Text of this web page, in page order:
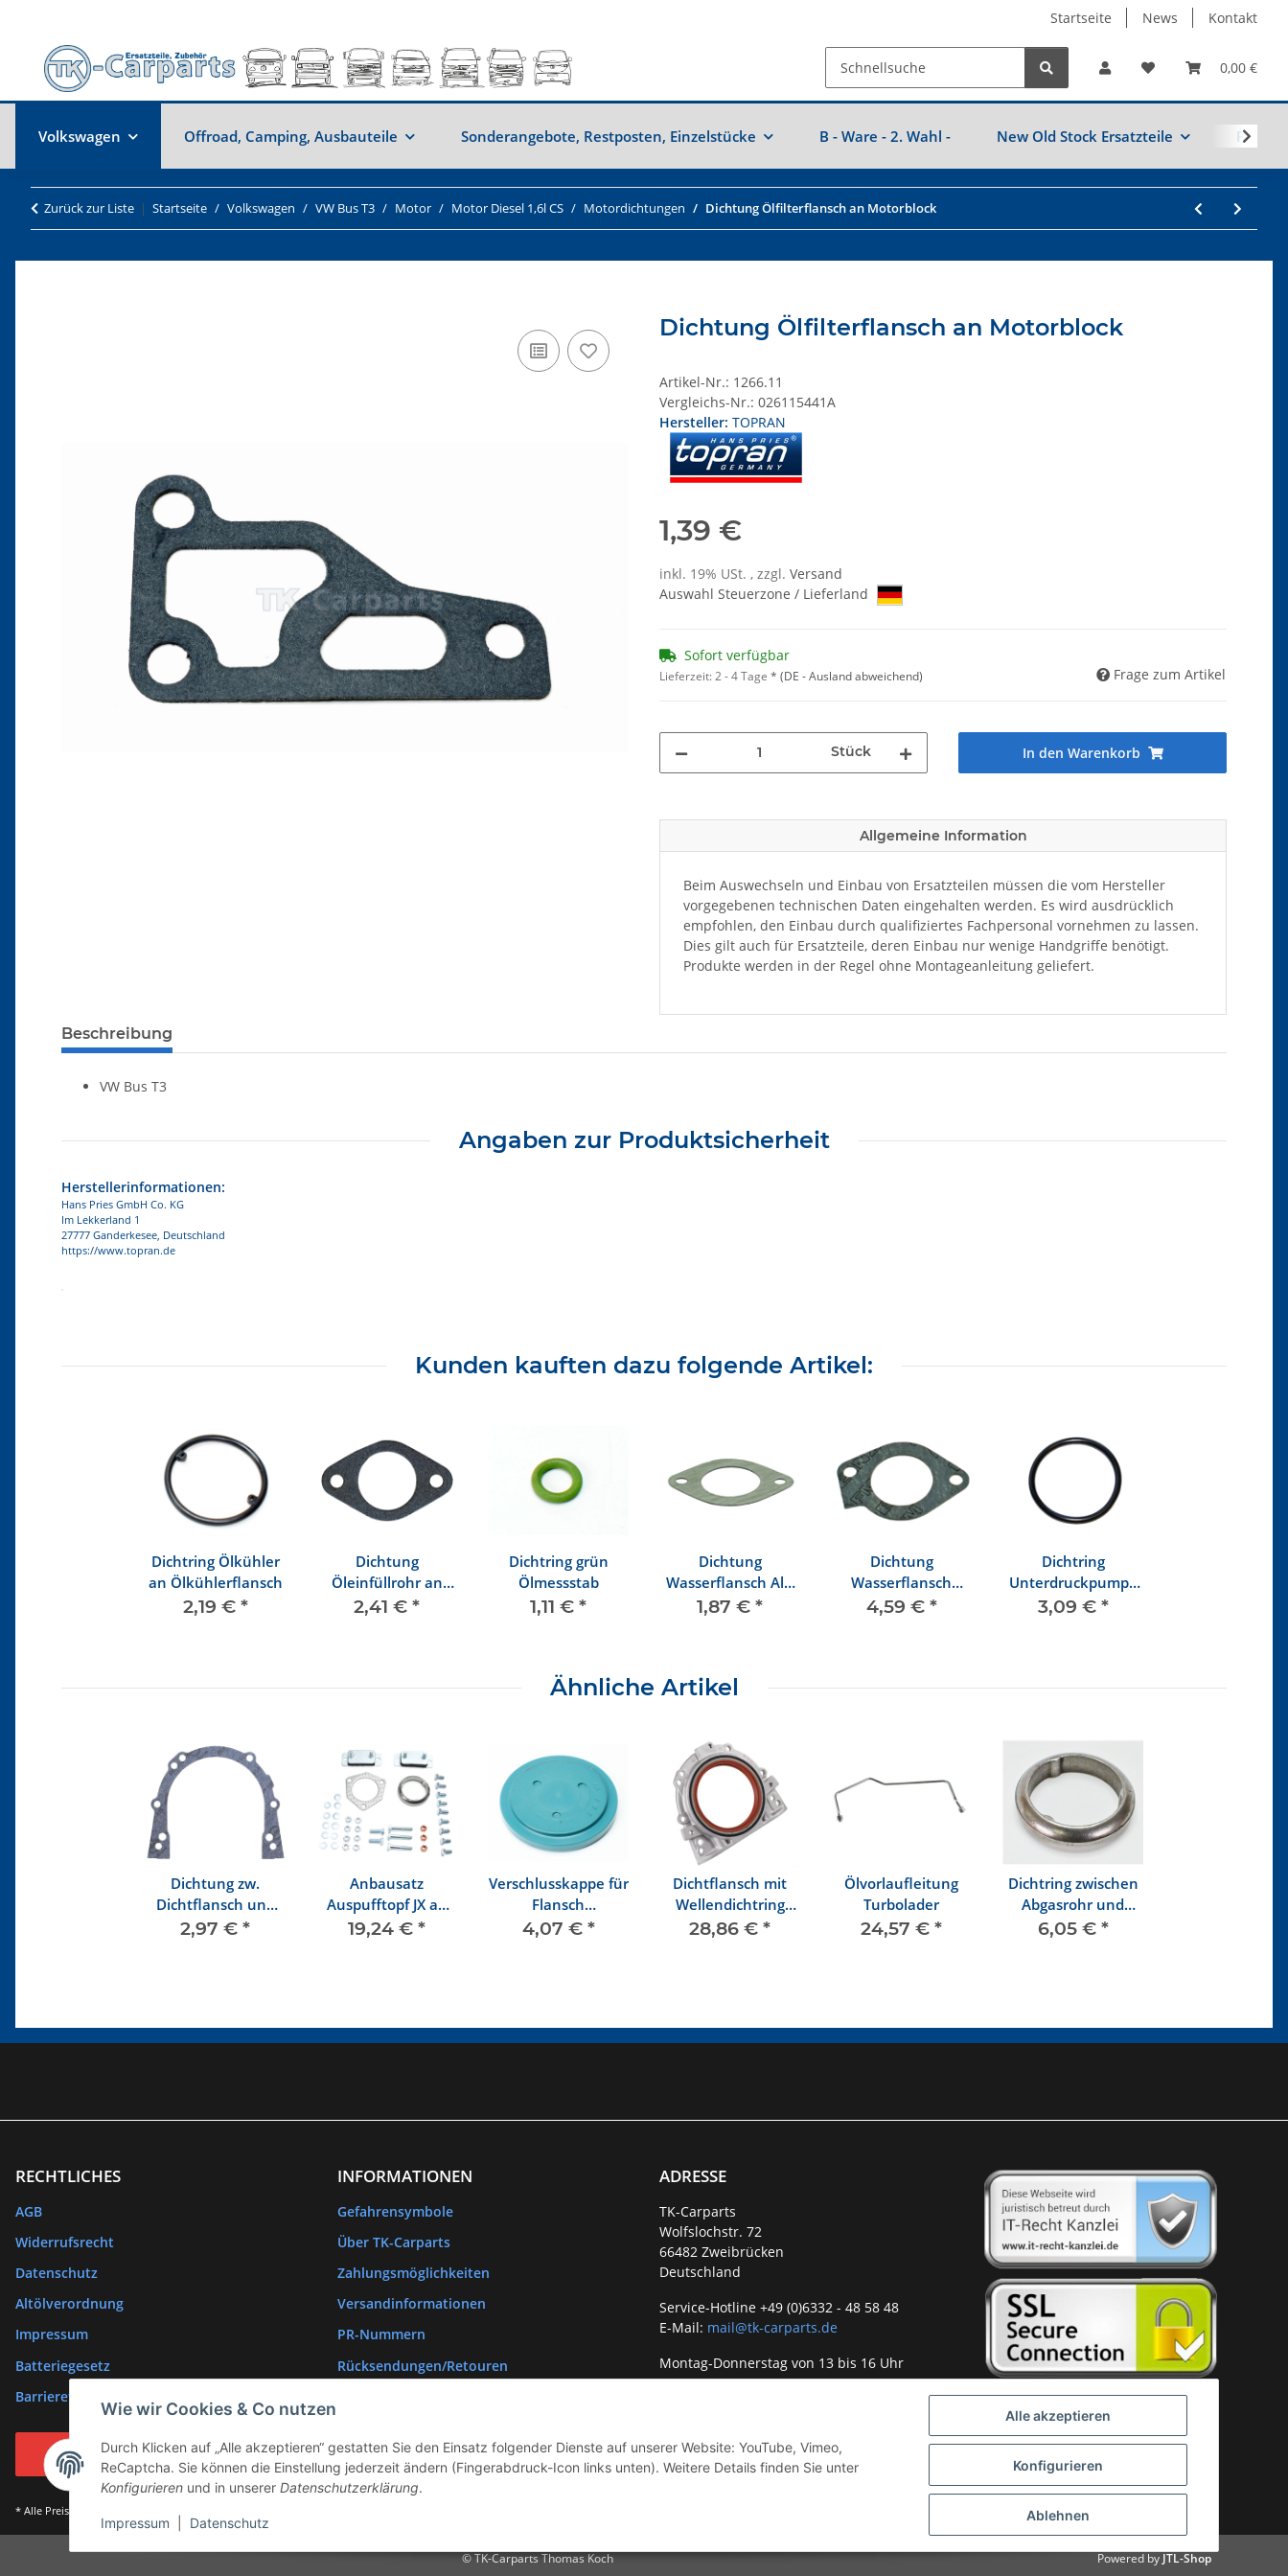
Alle akzeptieren
Konfigurieren
Ablehnen
Wie wir Cookies & Co nutzen
Durch Klicken auf „Alle akzeptieren“ gestatten Sie den Einsatz folgender Dienste auf unserer Website: YouTube, Vimeo,
ReCaptcha. Sie können die Einstellung jederzeit ändern (Fingerabdruck-Icon links unten). Weitere Details finden Sie unter
Konfigurieren und in unserer Datenschutzerklärung.
Impressum Datenschutz
Startseite News Kontakt
0,00 €
Volkswagen Offroad, Camping, Ausbauteile Sonderangebote, Restposten, Einzelstücke B - Ware - 2. Wahl - New Old Stock Ersatzteile
Zurück zur Liste Startseite Volkswagen VW Bus T3 Motor Motor Diesel 1,6l CS Motordichtungen Dichtung Ölfilterflansch an Motorblock
Dichtung Ölfilterflansch an Motorblock
Artikel-Nr.: 1266.11
Vergleichs-Nr.: 026115441A
Hersteller: TOPRAN
1,39 €
inkl. 19% USt. , zzgl. Versand
Auswahl Steuerzone / Lieferland
Sofort verfügbar
Lieferzeit:2 - 4 Tage * (DE - Ausland abweichend) Frage zum Artikel
Stück In den Warenkorb
Allgemeine Information
Beim Auswechseln und Einbau von Ersatzteilen müssen die vom Hersteller
vorgegebenen technischen Daten eingehalten werden. Es wird ausdrücklich
empfohlen, den Einbau durch qualifiziertes Fachpersonal vornehmen zu lassen.
Dies gilt auch für Ersatzteile, deren Einbau nur wenige Handgriffe benötigt.
Produkte werden in der Regel ohne Montageanleitung geliefert.
Beschreibung
VW Bus T3
Angaben zur Produktsicherheit
Herstellerinformationen:
Hans Pries GmbH Co. KG
Im Lekkerland 1
27777 Ganderkesee, Deutschland
https://www.topran.de
Kunden kauften dazu folgende Artikel:
Dichtring Ölkühler
an Ölkühlerflansch
2,19 € *
Dichtung
Öleinfüllrohr an
Ölwanne
2,41 € *
Dichtring grün
Ölmessstab
1,11 € *
Dichtung
Wasserflansch Alu
und Blinddeckel
1,87 € *
Dichtung
Wasserflansch
Zylinderkopf vorne
4,59 € *
Dichtring
Unterdruckpumpe
auf Motorblock
3,09 € *
Ähnliche Artikel
Dichtung zw.
Dichtflansch und
Motorblock
2,97 € *
Anbausatz
Auspufftopf JX ab
8/89
19,24 € *
Verschlusskappe für
Flansch
Antriebswelle
4,07 € *
Dichtflansch mit
Wellendichtring
Standard
28,86 € *
Ölvorlaufleitung
Turbolader
24,57 € *
Dichtring zwischen
Abgasrohr und
Auspufftopf ab 8/89
6,05 € *
RECHTLICHES
AGB
Widerrufsrecht
Datenschutz
Altölverordnung
Impressum
Batteriegesetz
Barrierefreiheitserklärung
Vertrag widerrufen
INFORMATIONEN
Gefahrensymbole
Über TK-Carparts
Zahlungsmöglichkeiten
Versandinformationen
PR-Nummern
Rücksendungen/Retouren
ADRESSE
TK-Carparts
Wolfslochstr. 72
66482 Zweibrücken
Deutschland
Service-Hotline +49 (0)6332 - 48 58 48
E-Mail: mail@tk-carparts.de
Montag-Donnerstag von 13 bis 16 Uhr
* Alle Preise inkl. gesetzlicher USt., zzgl.
© TK-Carparts Thomas Koch Powered by JTL-Shop